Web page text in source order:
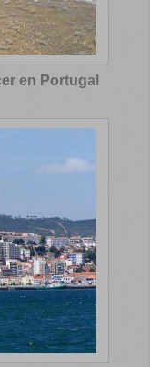
en Portugal